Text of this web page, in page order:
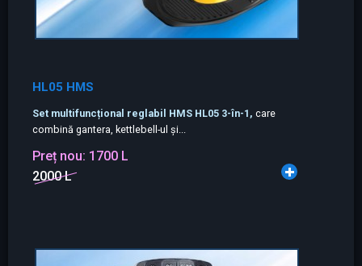
HL05 HMS
Set multifuncțional reglabil HMS HL05 3-în-1, care
combină gantera, kettlebell-ul și...
Preț nou: 1700 L
2000 L